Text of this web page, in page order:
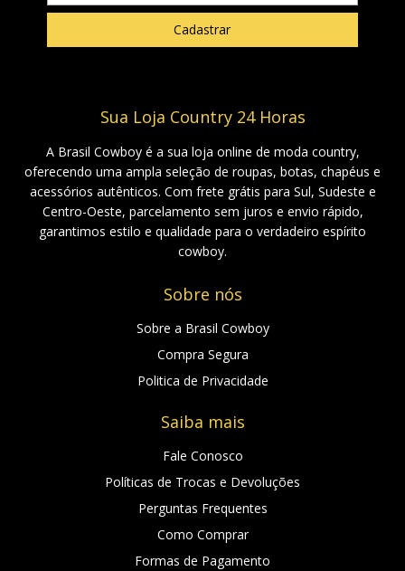
Sua Loja Country 24 Horas
A Brasil Cowboy é a sua loja online de moda country,
oferecendo uma ampla seleção de roupas, botas, chapéus e
acessórios autênticos. Com frete grátis para Sul, Sudeste e
Centro-Oeste, parcelamento sem juros e envio rápido,
garantimos estilo e qualidade para o verdadeiro espírito
cowboy.
Sobre nós
Sobre a Brasil Cowboy
Compra Segura
Politica de Privacidade
Saiba mais
Fale Conosco
Políticas de Trocas e Devoluções
Perguntas Frequentes
Como Comprar
Formas de Pagamento